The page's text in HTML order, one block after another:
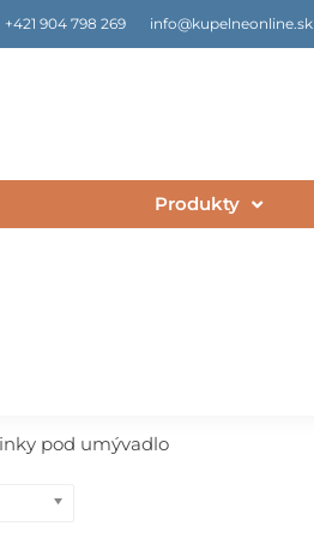
+421 904 798 269 info@kupelneonline.sk
Produkty
pod umývadlo